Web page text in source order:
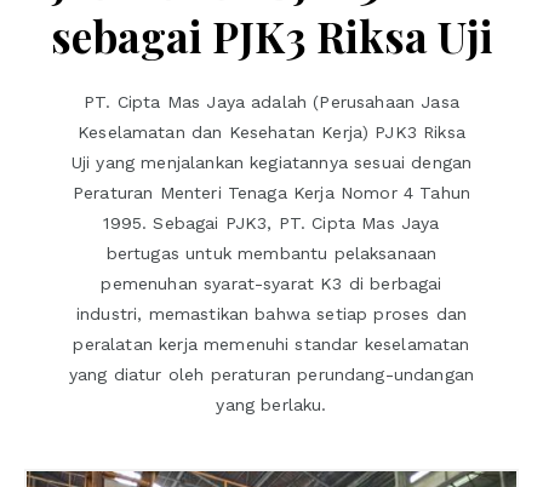
sebagai PJK3 Riksa Uji
PT. Cipta Mas Jaya adalah (Perusahaan Jasa
Keselamatan dan Kesehatan Kerja) PJK3 Riksa
Uji yang menjalankan kegiatannya sesuai dengan
Peraturan Menteri Tenaga Kerja Nomor 4 Tahun
1995. Sebagai PJK3, PT. Cipta Mas Jaya
bertugas untuk membantu pelaksanaan
pemenuhan syarat-syarat K3 di berbagai
industri, memastikan bahwa setiap proses dan
peralatan kerja memenuhi standar keselamatan
yang diatur oleh peraturan perundang-undangan
yang berlaku.